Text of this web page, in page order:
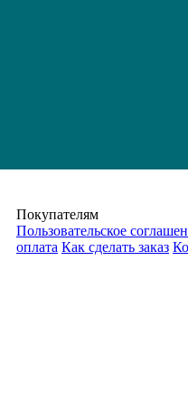
Покупателям
Пользовательское
оплата Как сделать заказ